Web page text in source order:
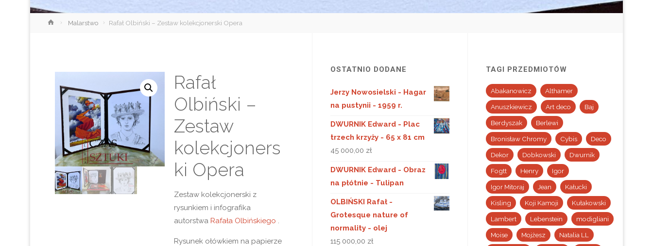
StronaMalarstwo Rafał Olbiński – Zestaw kolekcjonerski Opera
Rafał
Olbiński –
Zestaw
kolekcjoners
ki Opera
Zestaw kolekcjonerski z
rysunkiem i infografika
autorstwa Rafała Olbińskiego .
Rysunek ołówkiem na papierze
OSTATNIO DODANE
Jerzy Nowosielski - Hagar
na pustynii - 1959 r.
DWURNIK Edward - Plac
trzech krzyży - 65 x 81 cm
45 000,00 zł
DWURNIK Edward - Obraz
na płótnie - Tulipan
OLBIŃSKI Rafał -
Grotesque nature of
normality - olej
115 000,00 zł
TAGI PRZEDMIOTÓW
Abakanowicz Althamer
Anuszkiewicz Art deco Baj
Berdyszak Berlewi
Bronisław Chromy Cybis Deco
Dekor Dobkowski Dwurnik
Fogtt Henry Igor
Igor Mitoraj Jean Kałucki
Kisling Koji Kamoji Kułakowski
Lambert Lebenstein modigliani
Moise Mojżesz Natalia LL